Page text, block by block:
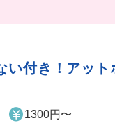
い付き！アット
1300円〜